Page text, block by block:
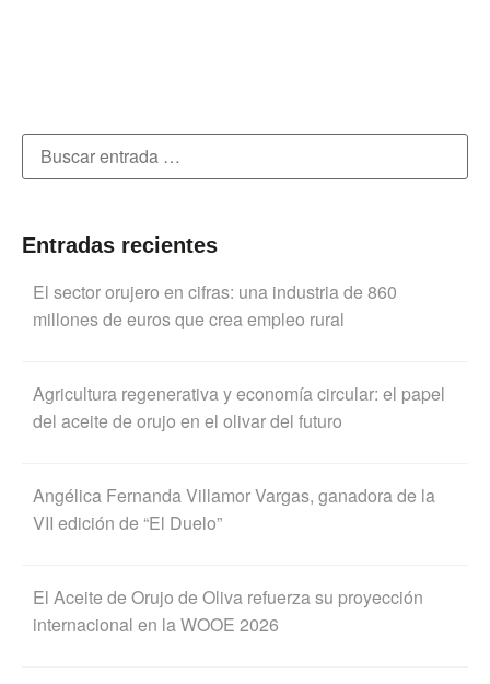
Entradas recientes​
El sector orujero en cifras: una industria de 860
millones de euros que crea empleo rural
Agricultura regenerativa y economía circular: el papel
del aceite de orujo en el olivar del futuro
Angélica Fernanda Villamor Vargas, ganadora de la
VII edición de “El Duelo”
El Aceite de Orujo de Oliva refuerza su proyección
internacional en la WOOE 2026